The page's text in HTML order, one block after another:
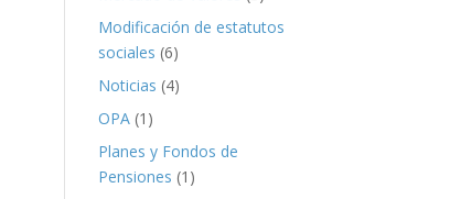
Modificación de estatutos
sociales (6)
Noticias (4)
OPA (1)
Planes y Fondos de
Pensiones (1)